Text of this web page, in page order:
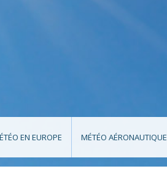
EN EUROPE MÉTÉO AÉRONAUTIQUE